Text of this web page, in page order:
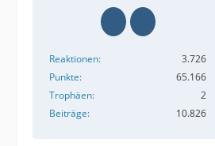
Reaktionen
3.726
Punkte
65.166
Trophäen
2
Beiträge
10.826